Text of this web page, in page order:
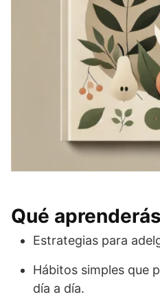
Qué
Estrategias para
Hábitos simples que
día a día.